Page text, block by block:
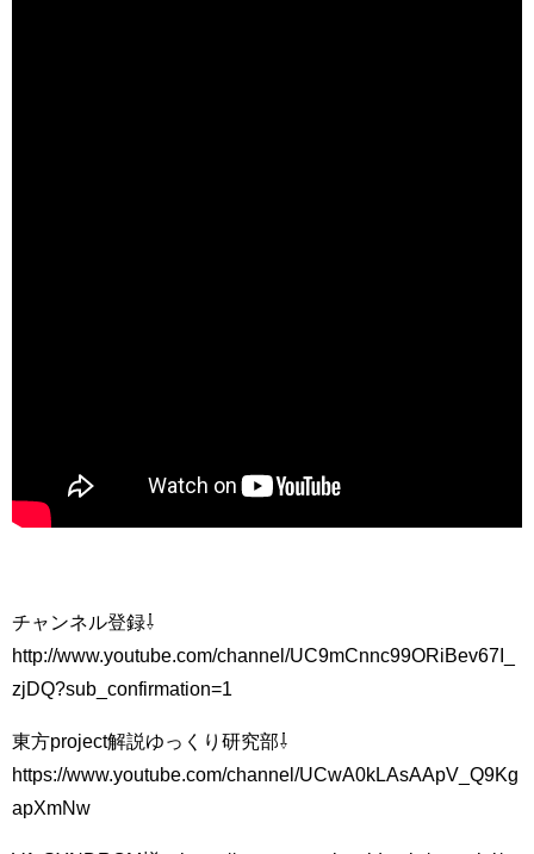
チャンネル登録⇩
http://www.youtube.com/channel/UC9mCnnc99ORiBev67I_
zjDQ?sub_confirmation=1
東方project解説ゆっくり研究部⇩
https://www.youtube.com/channel/UCwA0kLAsAApV_Q9Kg
apXmNw